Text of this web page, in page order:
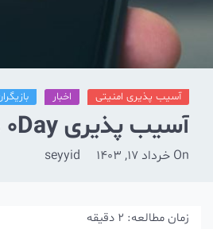
آسیب پذیری امنیتی بازیگران
آسیب پذیری 0Day در TikTok
خرداد 17, 1403 seyyid
زمان مطالعه:2دقیقه